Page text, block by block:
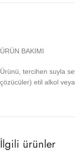
ÜRÜN BAKIMI
Ürünü, tercihen suyla
çözücüler) etil alkol
İlgili ürünler